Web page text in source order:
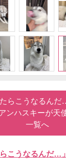
たらこうなるん
ンハスキーが天
一覧へ
らこうなるんだ…